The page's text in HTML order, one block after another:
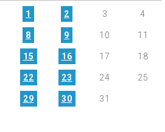
1 2 3 4
8 9 10 11
15 16 17 18
22 23 24 25
29 30
31